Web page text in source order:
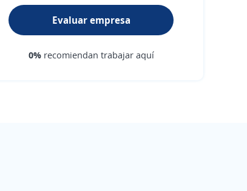
Evaluar empresa
0%recomiendan trabajar aquí